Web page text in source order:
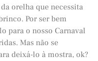
orelha que necessita
Por ser bem
para o nosso Carnaval
Mas não se
deixá-lo à mostra, ok?